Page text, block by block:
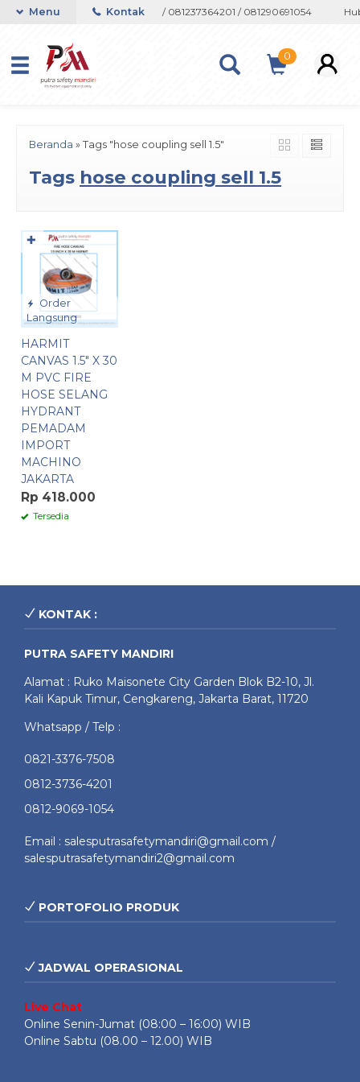
atau Whatsapp 082133767508 / 081237364201 / 081290691054
Menu Kontak
0
Beranda » Tags "hose coupling sell 1.5"
Tags hose coupling sell 1.5
Order
Langsung
HARMIT
CANVAS 1.5″ X 30
M PVC FIRE
HOSE SELANG
HYDRANT
PEMADAM
IMPORT
MACHINO
JAKARTA
Rp 418.000
Tersedia
✚
KONTAK :
PUTRA SAFETY MANDIRI
Alamat : Ruko Maisonete City Garden Blok B2-10, Jl.
Kali Kapuk Timur, Cengkareng, Jakarta Barat, 11720
Whatsapp / Telp :
0821-3376-7508
0812-3736-4201
0812-9069-1054
Email : salesputrasafetymandiri@gmail.com /
salesputrasafetymandiri2@gmail.com
PORTOFOLIO PRODUK
JADWAL OPERASIONAL
Live Chat
Online Senin-Jumat (08:00 – 16:00) WIB
Online Sabtu (08.00 – 12.00) WIB